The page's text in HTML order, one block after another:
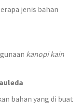
jenis bahan
kanopi kain
bahan yang di buat